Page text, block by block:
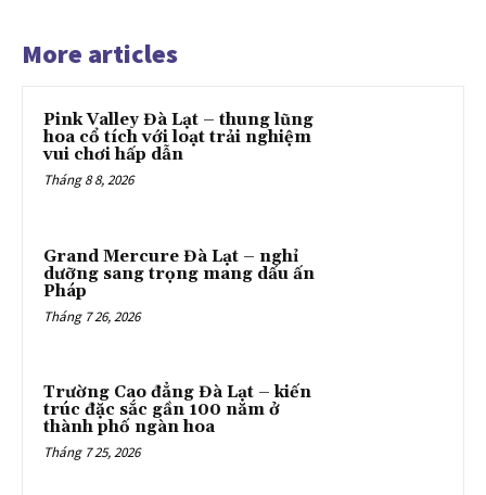
More articles
Pink Valley Đà Lạt – thung lũng
hoa cổ tích với loạt trải nghiệm
vui chơi hấp dẫn
Tháng 8 8, 2026
Grand Mercure Đà Lạt – nghỉ
dưỡng sang trọng mang dấu ấn
Pháp
Tháng 7 26, 2026
Trường Cao đẳng Đà Lạt – kiến
trúc đặc sắc gần 100 năm ở
thành phố ngàn hoa
Tháng 7 25, 2026